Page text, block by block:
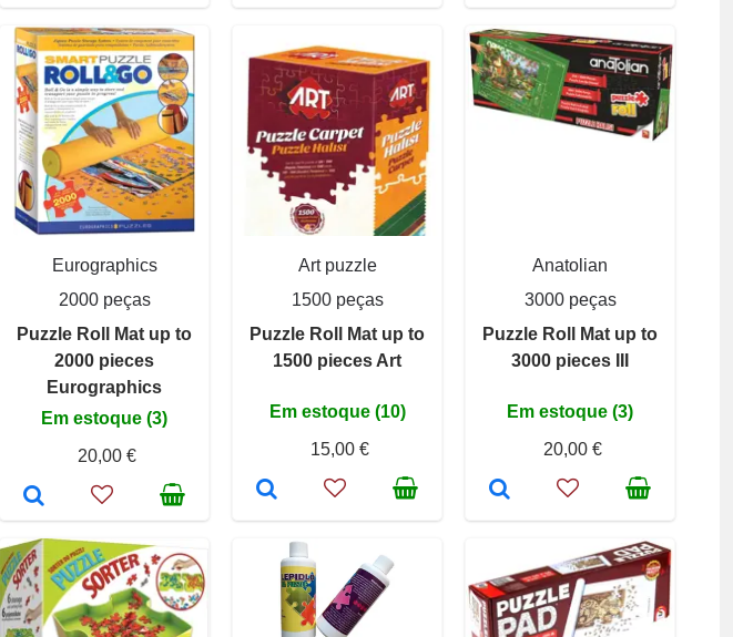
Eurographics
2000 peças
Puzzle Roll Mat up to
2000 pieces
Eurographics
Em estoque (3)
20,00 €
Art puzzle
1500 peças
Puzzle Roll Mat up to
1500 pieces Art
Em estoque (10)
15,00 €
Anatolian
3000 peças
Puzzle Roll Mat up to
3000 pieces III
Em estoque (3)
20,00 €